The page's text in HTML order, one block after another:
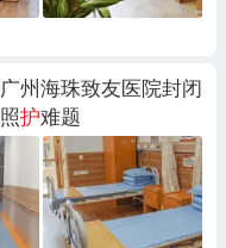
州海珠致友医院封闭
护难题